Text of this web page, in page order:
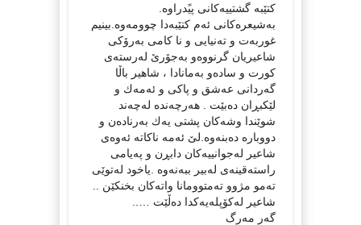
كتێبه‌ گشتییه‌كانی پیًدراوه‌.
به‌شیعره‌كانی ئه‌م كتێبه‌دا چوومه‌وه‌.بینیم
غوربه‌ت و ته‌نیایی و نا كامی به‌رۆكی
شاعیریان گرنووه‌و به‌جۆرێ له‌رسته‌ی
كورت و ساده‌و به‌مانادا ، شاهیر باڵا
گه‌ردانی عه‌شق و پاكی و ئه‌مه‌ك و
لێكبڕان ده‌بێت . هه‌رچه‌نده‌ له‌چه‌ند
شوێندا وشه‌كان پشتی یه‌ك به‌رناده‌ن و
دووباره‌ ده‌بنه‌وه‌.لێ‌ ئه‌مه‌ ناكاته‌ ئه‌وه‌ی
شاعیر له‌جوانییه‌كان دابڕن و په‌یامی
راسته‌قینه‌ی له‌بیر ببه‌نه‌وه‌ .یاخود له‌توێی
ته‌مو مژوو ته‌متوومانا واته‌كان بخنكێن ..
شاعیر له‌كۆپله‌یه‌كدا ده‌ڵێت …..
گه‌ر مه‌رگ